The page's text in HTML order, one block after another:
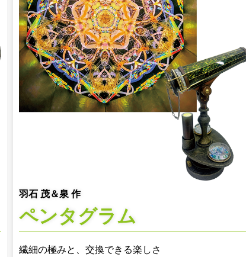
羽石 茂＆泉 作
ペンタグラム
繊細の極みと、交換できる楽しさ